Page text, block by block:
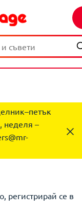
неделя –
регистрирай се в